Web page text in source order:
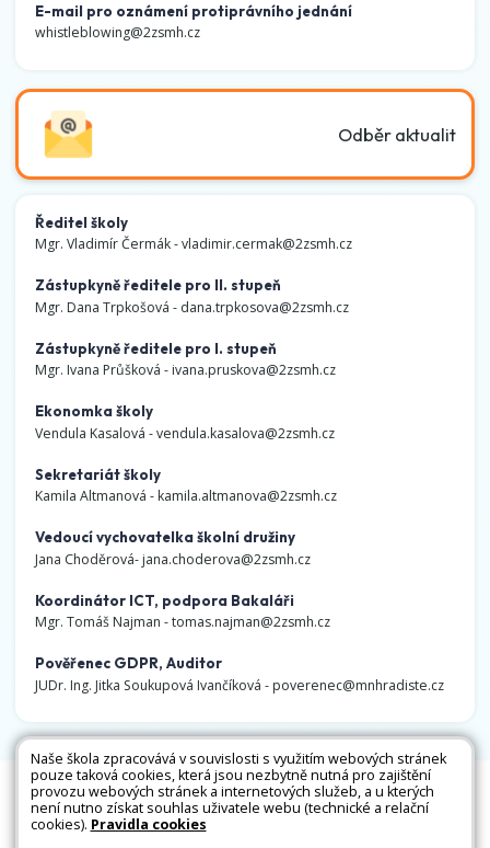
E-mail pro oznámení protiprávního jednání
whistleblowing@2zsmh.cz
Odběr aktualit
Ředitel školy
Mgr. Vladimír Čermák -vladimir.cermak@2zsmh.cz
Zástupkyně ředitele pro II. stupeň
Mgr. Dana Trpkošová - dana.trpkosova@2zsmh.cz
Zástupkyně ředitele pro I. stupeň
Mgr. Ivana Průšková -ivana.pruskova@2zsmh.cz
Ekonomka školy
Vendula Kasalová -vendula.kasalova@2zsmh.cz
Sekretariát školy
Kamila Altmanová -kamila.altmanova@2zsmh.cz
Vedoucí vychovatelka školní družiny
Jana Choděrová-jana.choderova@2zsmh.cz
Koordinátor ICT, podpora Bakaláři
Mgr. Tomáš Najman -tomas.najman@2zsmh.cz
Pověřenec GDPR, Auditor
JUDr. Ing. Jitka Soukupová Ivančíková -poverenec@mnhradiste.cz
Všechna práva vyhrazena. Copyright © 2026 |
Mapa stránek|Kontakty|Přihlásit|Prohlášení
o přístupnosti|
Naše škola zpracovává v souvislosti s využitím webových stránek
pouze taková cookies, která jsou nezbytně nutná pro zajištění
provozu webových stránek a internetových služeb, a u kterých
není nutno získat souhlas uživatele webu (technické a relační
cookies). Pravidla cookies